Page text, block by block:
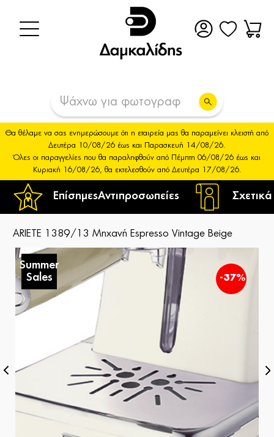
ΕπίσημεςΑντιπροσωπείες
Θα θέλαμε να σας ενημερώσουμε ότι η εταιρεία μας θα παραμείνει κλειστή από
Δευτέρα 10/08/26 έως και Παρασκευή 14/08/26.
Όλες οι παραγγελίες που θα παραληφθούν από Πέμπτη 06/08/26 έως και
Κυριακή 16/08/26, θα εκτελεσθούν από Δευτέρα 17/08/26.
ARIETE 1389/13 Μηχανή Espresso Vintage Beige
Summer
Sales
-37%